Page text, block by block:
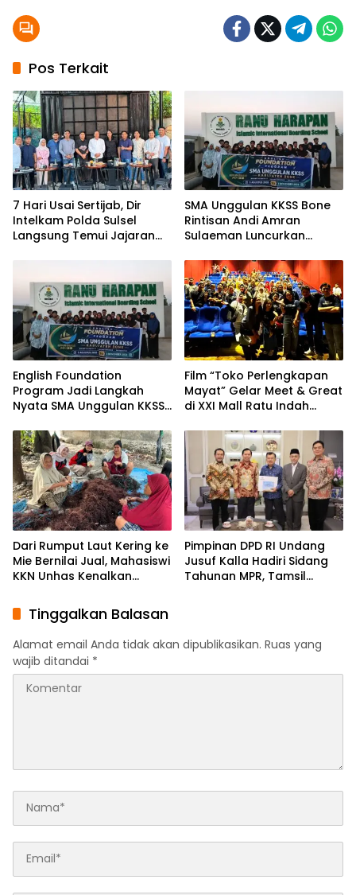
Pos Terkait
7 Hari Usai Sertijab, Dir
Intelkam Polda Sulsel
Langsung Temui Jajaran
SMA Unggulan KKSS Bone
Rintisan Andi Amran
Sulaeman Luncurkan
Program
English Foundation
Program Jadi Langkah
Nyata SMA Unggulan KKSS
Berdaya Saing Global
Film “Toko Perlengkapan
Mayat” Gelar Meet & Great
di XXI Mall Ratu Indah
Dari Rumput Laut Kering ke
Mie Bernilai Jual, Mahasiswi
KKN Unhas Kenalkan
kepada Petani Desa
Baruga
Pimpinan DPD RI Undang
Jusuf Kalla Hadiri Sidang
Tahunan MPR, Tamsil
Tinggalkan Balasan
Alamat email Anda tidak akan dipublikasikan. Ruas yang
wajib ditandai *